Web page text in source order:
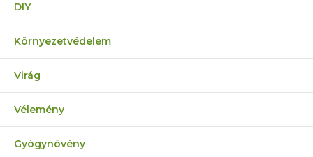
DIY
Környezetvédelem
Virág
Vélemény
Gyógynövény